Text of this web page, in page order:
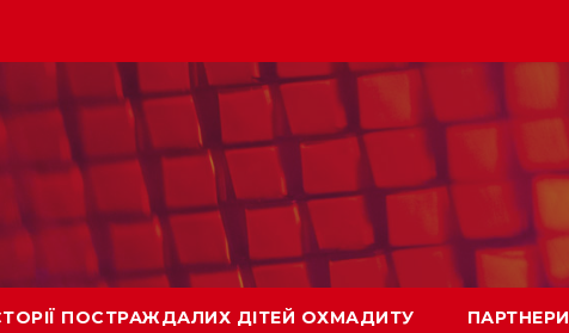
ПОСТРАЖДАЛИХ ДІТЕЙ ОХМАДИТУ ПАРТНЕРИ